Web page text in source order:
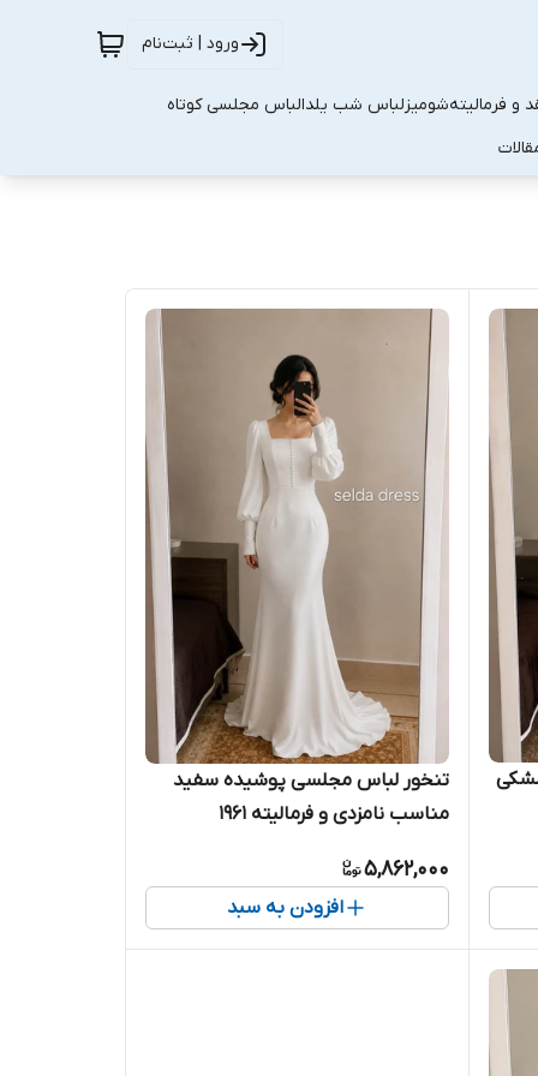
ورود | ثبت‌نام
و فرمالیتهشومیزلباس شب یلدالباس مجلسی کوتاه
تنخور لباس مجلسی پوشیده سفید
مناسب نامزدی و فرمالیته ۱۹۶۱
5,862,000
افزودن به سبد